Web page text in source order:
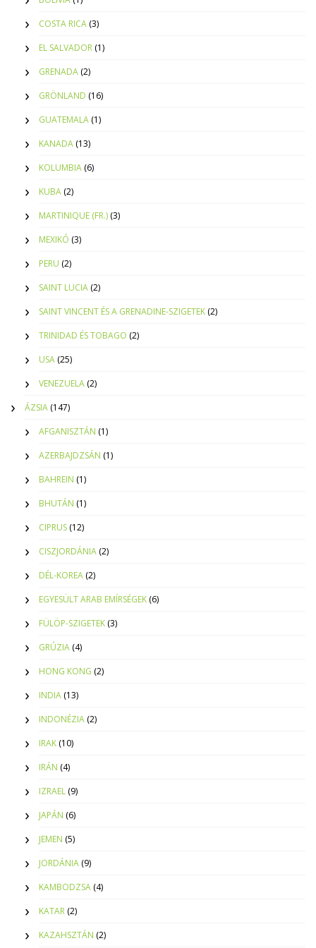
COSTA RICA (3)
EL SALVADOR (1)
GRENADA (2)
GRÖNLAND (16)
GUATEMALA (1)
KANADA (13)
KOLUMBIA (6)
KUBA (2)
MARTINIQUE (FR.) (3)
MEXIKÓ (3)
PERU (2)
SAINT LUCIA (2)
SAINT VINCENT ÉS A GRENADINE-SZIGETEK (2)
TRINIDAD ÉS TOBAGO (2)
USA (25)
VENEZUELA (2)
ÁZSIA (147)
AFGANISZTÁN (1)
AZERBAJDZSÁN (1)
BAHREIN (1)
BHUTÁN (1)
CIPRUS (12)
CISZJORDÁNIA (2)
DÉL-KOREA (2)
EGYESÜLT ARAB EMÍRSÉGEK (6)
FÜLÖP-SZIGETEK (3)
GRÚZIA (4)
HONG KONG (2)
INDIA (13)
INDONÉZIA (2)
IRAK (10)
IRÁN (4)
IZRAEL (9)
JAPÁN (6)
JEMEN (5)
JORDÁNIA (9)
KAMBODZSA (4)
KATAR (2)
KAZAHSZTÁN (2)